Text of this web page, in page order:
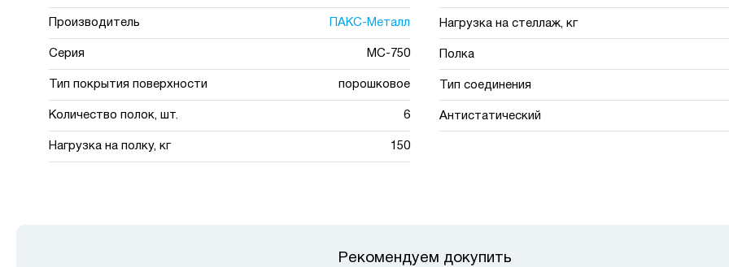
Производитель ПАКС-Металл
Серия МС-750
Тип покрытия поверхности порошковое
Количество полок, шт. 6
Нагрузка на полку, кг 150
Нагрузка на стеллаж, кг
Полка
Тип соединения
Антистатический
Рекомендуем докупить